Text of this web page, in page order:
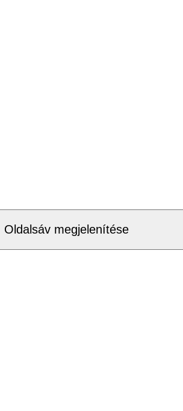
Oldalsáv megjelenítése